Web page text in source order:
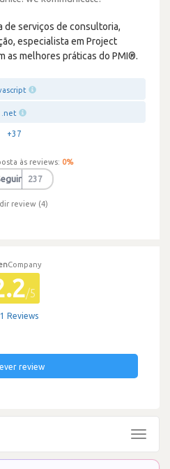
de serviços de consultoria,
especialista em Project
as melhores práticas do PMI®.
.net
+37
às reviews: 0%
237
review (4)
Company
/5
Reviews
review
Toggle